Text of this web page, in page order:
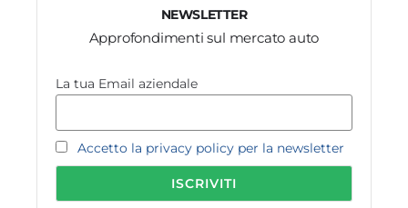
NEWSLETTER
Approfondimenti sul mercato auto
La tua Email aziendale
Accetto la privacy policy per la newsletter